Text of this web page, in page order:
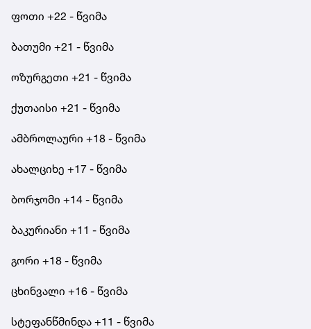
ფოთი +22 - წვიმა
ბათუმი +21 - წვიმა
ოზურგეთი +21 - წვიმა
ქუთაისი +21 - წვიმა
ამბროლაური +18 - წვიმა
ახალციხე +17 - წვიმა
ბორჯომი +14 - წვიმა
ბაკურიანი +11 - წვიმა
გორი +18 - წვიმა
ცხინვალი +16 - წვიმა
სტეფანწმინდა +11 - წვიმა